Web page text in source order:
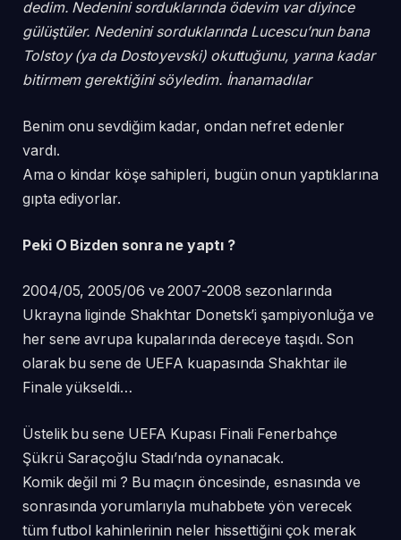
dedim. Nedenini sorduklarında ödevim var diyince
gülüştüler. Nedenini sorduklarında Lucescu’nun bana
Tolstoy (ya da Dostoyevski) okuttuğunu, yarına kadar
bitirmem gerektiğini söyledim. İnanamadılar
Benim onu sevdiğim kadar, ondan nefret edenler
vardı.
Ama o kindar köşe sahipleri, bugün onun yaptıklarına
gıpta ediyorlar.
Peki O Bizden sonra ne yaptı ?
2004/05, 2005/06 ve 2007-2008 sezonlarında
Ukrayna liginde Shakhtar Donetsk’i şampiyonluğa ve
her sene avrupa kupalarında dereceye taşıdı. Son
olarak bu sene de UEFA kuapasında Shakhtar ile
Finale yükseldi…
Üstelik bu sene UEFA Kupası Finali Fenerbahçe
Şükrü Saraçoğlu Stadı’nda oynanacak.
Komik değil mi ? Bu maçın öncesinde, esnasında ve
sonrasında yorumlarıyla muhabbete yön verecek
tüm futbol kahinlerinin neler hissettiğini çok merak